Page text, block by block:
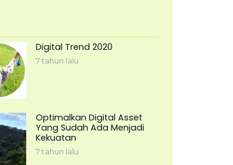
Digital Trend 2020
7 tahun lalu
Optimalkan Digital Asset
Yang Sudah Ada Menjadi
Kekuatan
7 tahun lalu